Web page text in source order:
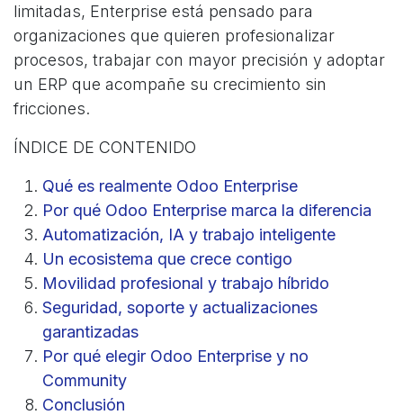
limitadas, Enterprise está pensado para
organizaciones que quieren profesionalizar
procesos, trabajar con mayor precisión y adoptar
un ERP que acompañe su crecimiento sin
fricciones.
ÍNDICE DE CONTENIDO
Qué es realmente Odoo Enterprise
Por qué Odoo Enterprise marca la diferencia
Automatización, IA y trabajo inteligente
Un ecosistema que crece contigo
Movilidad profesional y trabajo híbrido
Seguridad, soporte y actualizaciones
garantizadas
Por qué elegir Odoo Enterprise y no
Community
Conclusión